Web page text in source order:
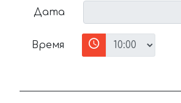
Дата
Время